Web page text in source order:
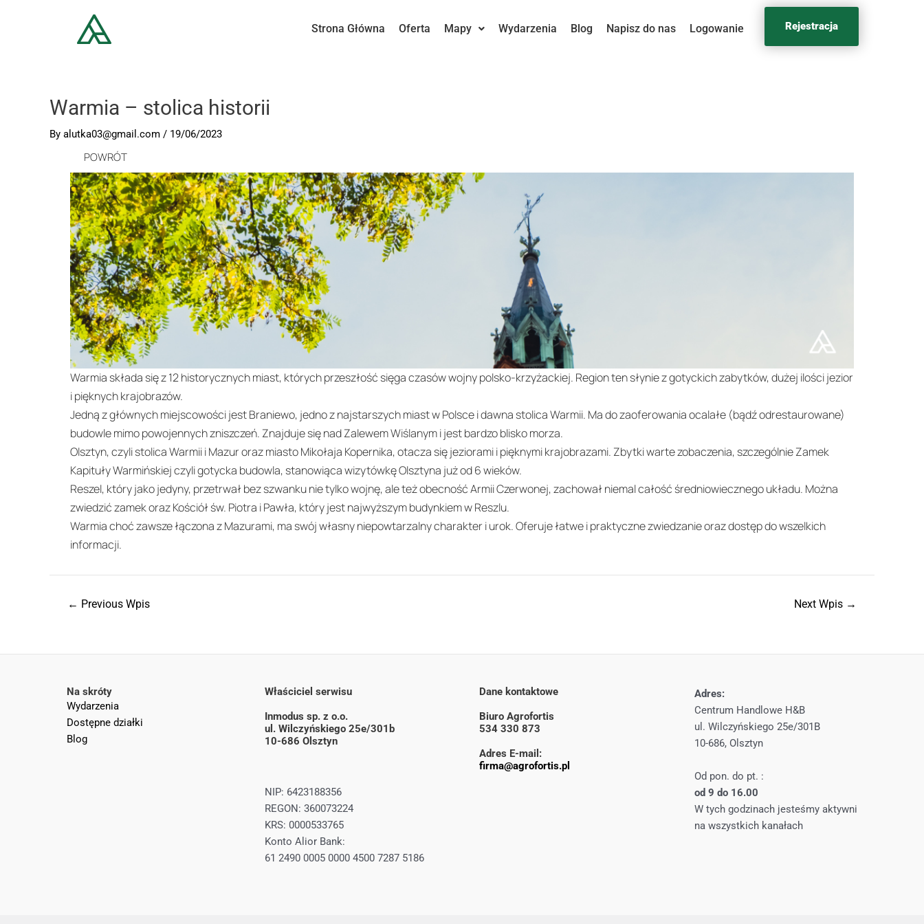
Strona Główna Oferta Mapy Wydarzenia Blog Napisz do nas Logowanie Rejestracja
Warmia – stolica historii
By alutka03@gmail.com / 19/06/2023
POWRÓT
Warmia składa się z 12 historycznych miast, których przeszłość sięga czasów wojny polsko-krzyżackiej. Region ten słynie z gotyckich zabytków, dużej ilości jezior
i pięknych krajobrazów.
Jedną z głównych miejscowości jest Braniewo, jedno z najstarszych miast w Polsce i dawna stolica Warmii. Ma do zaoferowania ocalałe (bądź odrestaurowane)
budowle mimo powojennych zniszczeń. Znajduje się nad Zalewem Wiślanym i jest bardzo blisko morza.
Olsztyn, czyli stolica Warmii i Mazur oraz miasto Mikołaja Kopernika, otacza się jeziorami i pięknymi krajobrazami. Zbytki warte zobaczenia, szczególnie Zamek
Kapituły Warmińskiej czyli gotycka budowla, stanowiąca wizytówkę Olsztyna już od 6 wieków.
Reszel, który jako jedyny, przetrwał bez szwanku nie tylko wojnę, ale też obecność Armii Czerwonej, zachował niemal całość średniowiecznego układu. Można
zwiedzić zamek oraz Kościół św. Piotra i Pawła, który jest najwyższym budynkiem w Reszlu.
Warmia choć zawsze łączona z Mazurami, ma swój własny niepowtarzalny charakter i urok. Oferuje łatwe i praktyczne zwiedzanie oraz dostęp do wszelkich
informacji.
← Previous Wpis Next Wpis →
Na skróty
Wydarzenia
Dostępne działki
Blog
Właściciel serwisu
Inmodus sp. z o.o.
ul. Wilczyńskiego 25e/301b
10-686 Olsztyn
NIP: 6423188356
REGON: 360073224
KRS: 0000533765
Konto Alior Bank:
61 2490 0005 0000 4500 7287 5186
Dane kontaktowe
Biuro Agrofortis
534 330 873
Adres E-mail:
firma@agrofortis.pl
Adres:
Centrum Handlowe H&B
ul. Wilczyńskiego 25e/301B
10-686, Olsztyn
Od pon. do pt. :
od 9 do 16.00
W tych godzinach jesteśmy aktywni
na wszystkich kanałach